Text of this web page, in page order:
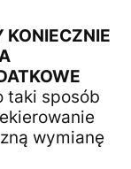
taki sposób
wymianę